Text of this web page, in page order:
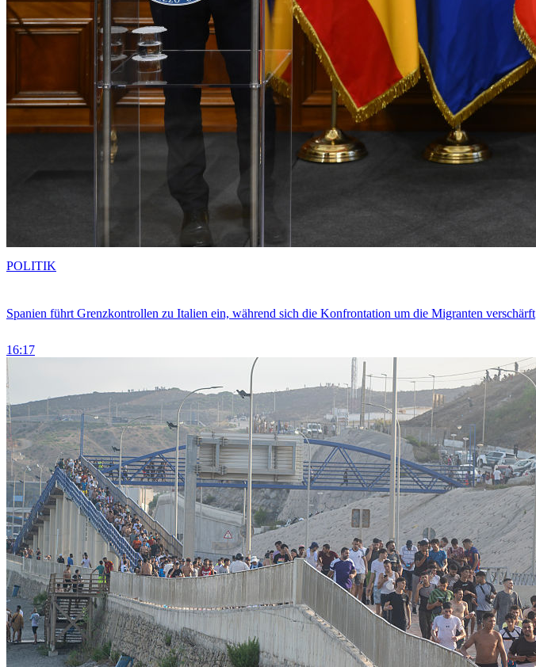
Spanien führt Grenzkontrollen zu Italien ein, während sich die Konfrontation um die Migranten verschärft
16:17
POLITIK